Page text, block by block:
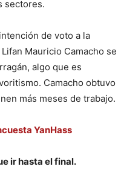
sectores.
de voto a la
Mauricio Camacho se
algo que es
Camacho obtuvo
más meses de trabajo.
YanHass
ir hasta el final.